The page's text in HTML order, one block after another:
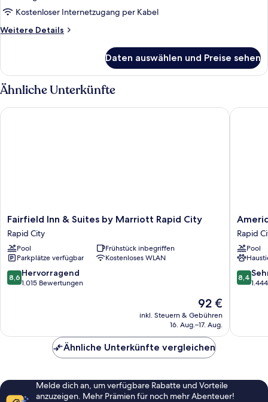
Bett,
barrierefrei,
Accessible)
anzeigen
Kostenloser Internetzugang per Kabel
Weitere Details
Weitere
1 King-
Bett,
barrierefrei,
Nichtraucher
(Mobility
Daten auswählen und Preise sehen
Ähnliche Unterkünfte
Fairfield
Inn
&
Suites
by
Marriott
Rapid
Fairfield Inn & Suites by Marriott Rapid City
Rapid City
Pool
Frühstück inbegriffen
Parkplätze verfügbar
Kostenloses WLAN
8.6
von
8,6 Hervorragend
1.015 Bewertungen
Der
Preis
beträgt
92 €
inkl. Steuern & Gebühren
16. Aug.–17. Aug.
Fairfield Inn & Suites by Marriott Rapid City
by
Rapid
City
Rapid
City
Rapid
Pool
8.4
von
8,4
Ähnliche Unterkünfte vergleichen
Melde dich an, um verfügbare Rabatte und Vorteile
anzuzeigen. Mehr Prämien für noch mehr Abenteuer!